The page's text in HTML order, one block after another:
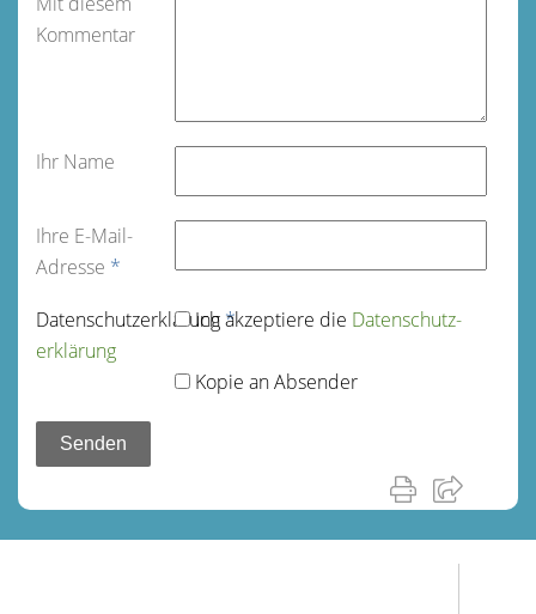
Kommentar
Ihr Name
Ihre E-Mail-
Adresse *
Datenschutz­erklärung*
Ich akzeptiere die Datenschutz­
erklärung
Kopie an Absender